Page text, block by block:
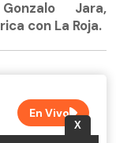
Jara,
con La Roja.